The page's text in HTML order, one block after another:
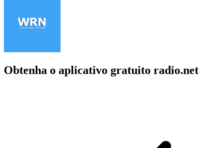
Obtenha o aplicativo gratuito radio.net